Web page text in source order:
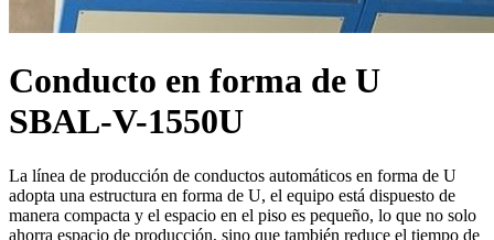
Conducto en forma de U
SBAL-V-1550U
La línea de producción de conductos automáticos en forma de U
adopta una estructura en forma de U, el equipo está dispuesto de
manera compacta y el espacio en el piso es pequeño, lo que no solo
ahorra espacio de producción, sino que también reduce el tiempo de